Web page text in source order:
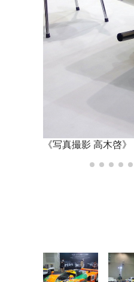
《写真撮影 高木啓》